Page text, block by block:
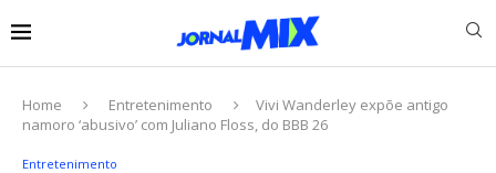
Home Entretenimento
Vivi Wanderley expõe antigo
namoro ‘abusivo’ com Juliano Floss, do BBB 26
Entretenimento